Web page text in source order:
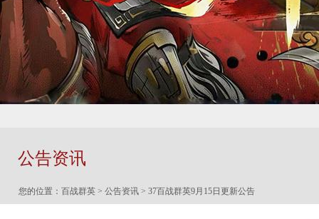
公告资讯
您的位置： 百战群英 > 公告资讯 > 37百战群英9月15日更新公告